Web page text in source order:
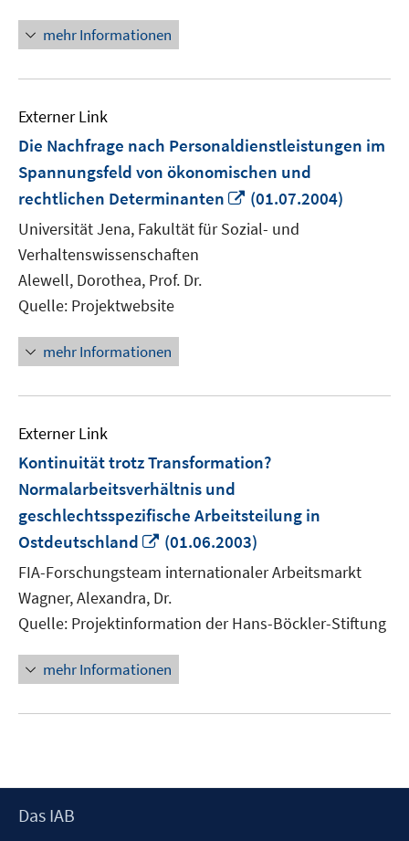
mehr Informationen
Externer Link
Die Nachfrage nach Personaldienstleistungen im
Spannungsfeld von ökonomischen und
rechtlichen Determinanten
In
neuem
Fenster
(01.07.2004)
Universität Jena, Fakultät für Sozial- und
Verhaltenswissenschaften
Alewell, Dorothea, Prof. Dr.
Quelle: Projektwebsite
mehr Informationen
Externer Link
Kontinuität trotz Transformation?
Normalarbeitsverhältnis und
geschlechtsspezifische Arbeitsteilung in
Ostdeutschland
In
neuem
Fenster
öffnen
(01.06.2003)
FIA-Forschungsteam internationaler Arbeitsmarkt
Wagner, Alexandra, Dr.
Quelle: Projektinformation der Hans-Böckler-Stiftung
mehr Informationen
Footer
Das IAB